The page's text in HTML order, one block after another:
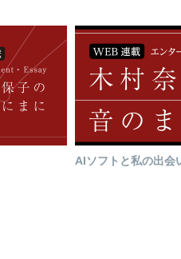
AIソフトと私の出会